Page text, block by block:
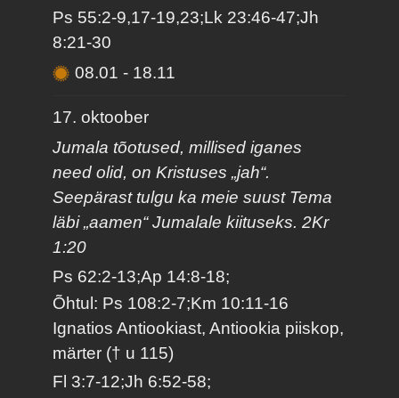
Ps 55:2-9,17-19,23;Lk 23:46-47;Jh
8:21-30
08.01- 18.11
17. oktoober
Jumala tõotused, millised iganes
need olid, on Kristuses „jah“.
Seepärast tulgu ka meie suust Tema
läbi „aamen“ Jumalale kiituseks. 2Kr
1:20
Ps 62:2-13;Ap 14:8-18;
Õhtul: Ps 108:2-7;Km 10:11-16
Ignatios Antiookiast, Antiookia piiskop,
märter († u 115)
Fl 3:7-12;Jh 6:52-58;